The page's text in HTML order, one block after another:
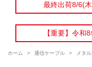
最終出荷8/6(
【重要】令
ホーム > 通信ケーブル > メタ